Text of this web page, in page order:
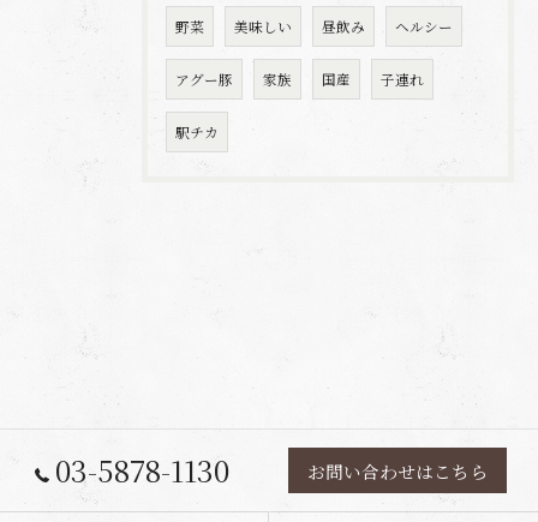
野菜 美味しい 昼飲み ヘルシー
アグー豚 家族 国産 子連れ
駅チカ
03-5878-1130 お問い合わせはこちら